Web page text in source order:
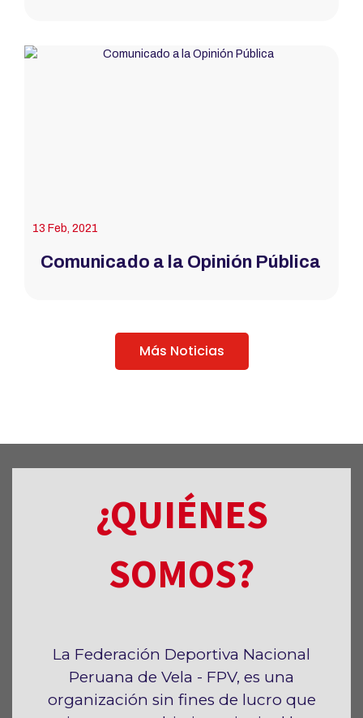
13 Feb, 2021
Comunicado a la Opinión Pública
Más Noticias
¿QUIÉNES
SOMOS?
La Federación Deportiva Nacional
Peruana de Vela - FPV, es una
organización sin fines de lucro que